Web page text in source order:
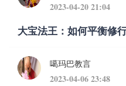
2023-04-20 21:04
大宝法王：如何平衡修
噶玛巴教言
2023-04-06 23:48